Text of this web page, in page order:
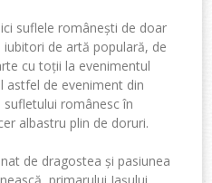
suflele românești de doar
de artă populară, de
cu toții la evenimentul
astfel de eveniment din
sufletului românesc în
albastru plin de doruri.
de dragostea și pasiunea